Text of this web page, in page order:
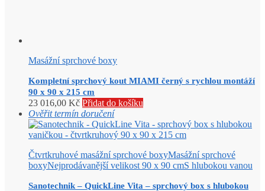
Masážní sprchové boxy
Kompletní sprchový kout MIAMI černý s rychlou montáží
90 x 90 x 215 cm
23 016,00 Kč Přidat do košíku
Ověřit termín doručení
Čtvrtkruhové masážní sprchové boxyMasážní sprchové
boxyNejprodávanější velikost 90 x 90 cmS hlubokou vanou
Sanotechnik – QuickLine Vita – sprchový box s hlubokou